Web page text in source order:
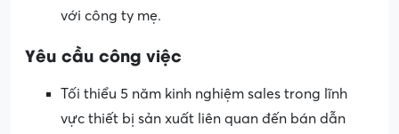
với công ty mẹ.
Yêu cầu công việc
Tối thiểu 5 năm kinh nghiệm sales trong lĩnh
vực thiết bị sản xuất liên quan đến bán dẫn